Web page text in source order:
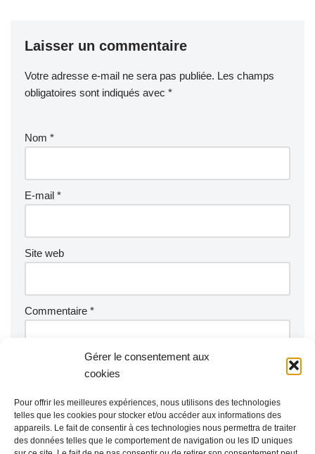
Gérer le consentement aux
cookies
Pour offrir les meilleures expériences, nous utilisons des technologies
telles que les cookies pour stocker et/ou accéder aux informations des
appareils. Le fait de consentir à ces technologies nous permettra de traiter
des données telles que le comportement de navigation ou les ID uniques
Laisser un commentaire
Votre adresse e-mail ne sera pas publiée. Les champs
obligatoires sont indiqués avec *
Nom *
E-mail *
Site web
Commentaire *